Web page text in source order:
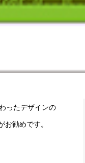
ったデザインの
勧めです。